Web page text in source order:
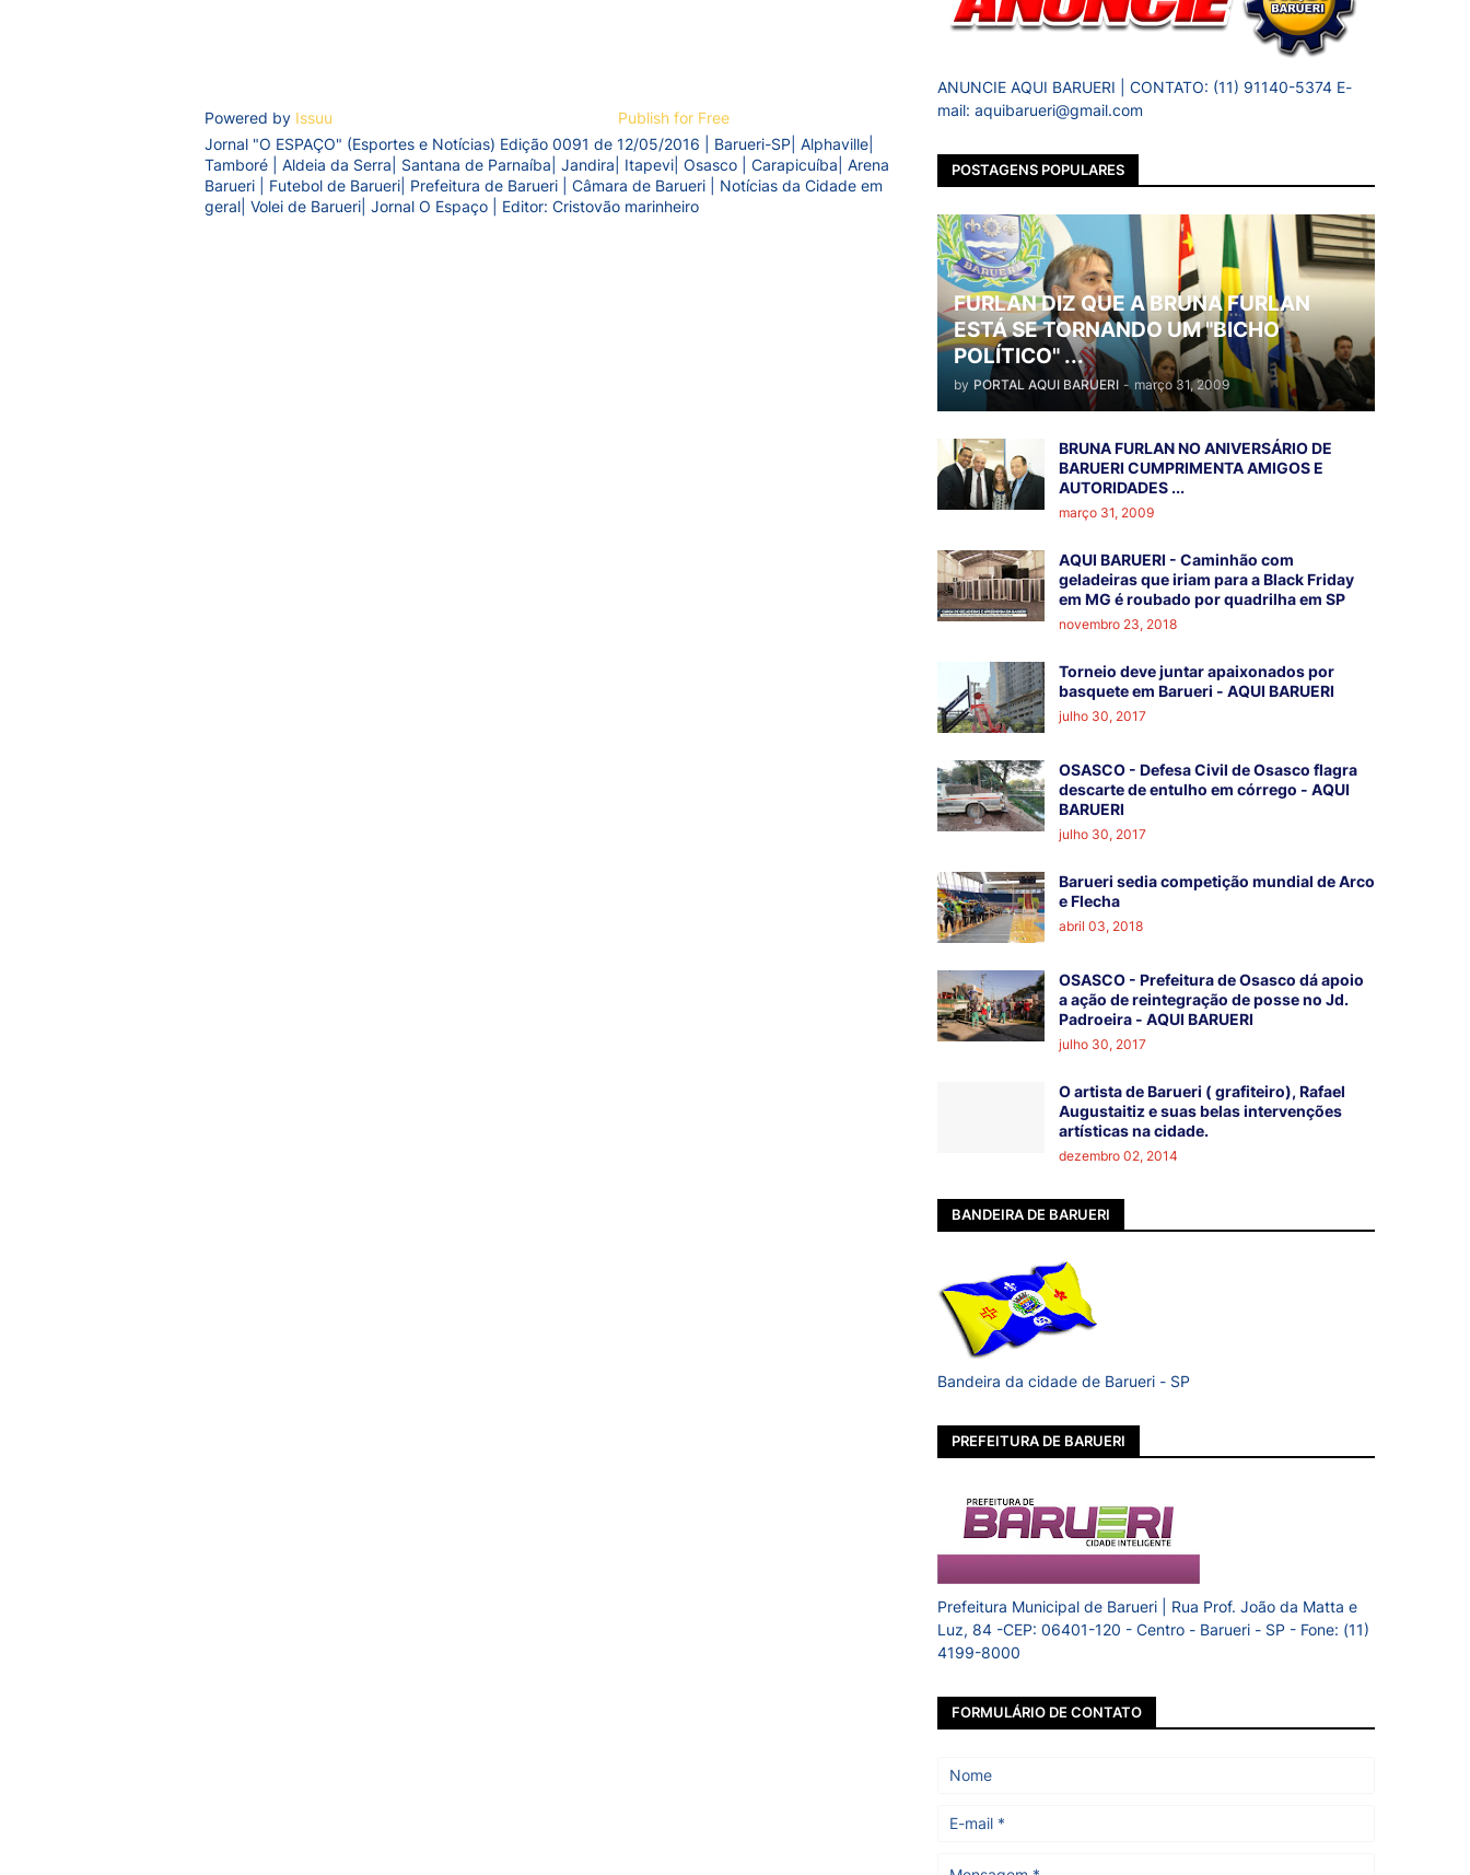
Powered by Issuu
Publish for Free
Jornal "O ESPAÇO" (Esportes e Notícias) Edição 0091 de 12/05/2016 | Barueri-SP| Alphaville|
Tamboré | Aldeia da Serra| Santana de Parnaíba| Jandira| Itapevi| Osasco | Carapicuíba| Arena
Barueri | Futebol de Barueri| Prefeitura de Barueri | Câmara de Barueri | Notícias da Cidade em
geral| Volei de Barueri| Jornal O Espaço | Editor: Cristovão marinheiro
ANUNCIE AQUI BARUERI | CONTATO: (11) 91140-5374 E-
mail: aquibarueri@gmail.com
POSTAGENS POPULARES
FURLAN DIZ QUE A BRUNA FURLAN
ESTÁ SE TORNANDO UM "BICHO
POLÍTICO" ...
by PORTAL AQUI BARUERI - março 31, 2009
BRUNA FURLAN NO ANIVERSÁRIO DE
BARUERI CUMPRIMENTA AMIGOS E
AUTORIDADES ...
março 31, 2009
AQUI BARUERI - Caminhão com
geladeiras que iriam para a Black Friday
em MG é roubado por quadrilha em SP
novembro 23, 2018
Torneio deve juntar apaixonados por
basquete em Barueri - AQUI BARUERI
julho 30, 2017
OSASCO - Defesa Civil de Osasco flagra
descarte de entulho em córrego - AQUI
BARUERI
julho 30, 2017
Barueri sedia competição mundial de Arco
e Flecha
abril 03, 2018
OSASCO - Prefeitura de Osasco dá apoio
a ação de reintegração de posse no Jd.
Padroeira - AQUI BARUERI
julho 30, 2017
O artista de Barueri ( grafiteiro), Rafael
Augustaitiz e suas belas intervenções
artísticas na cidade.
dezembro 02, 2014
BANDEIRA DE BARUERI
Bandeira da cidade de Barueri - SP
PREFEITURA DE BARUERI
Prefeitura Municipal de Barueri | Rua Prof. João da Matta e
Luz, 84 -CEP: 06401-120 - Centro - Barueri - SP - Fone: (11)
4199-8000
FORMULÁRIO DE CONTATO